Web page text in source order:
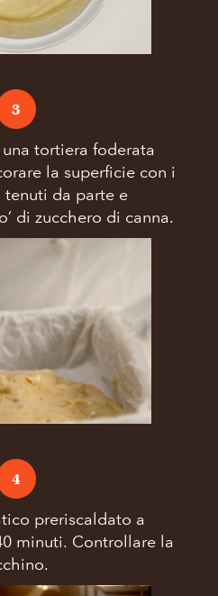
3
tortiera foderata
la superficie con i
da parte e
di zucchero di canna.
4
preriscaldato a
minuti. Controllare la